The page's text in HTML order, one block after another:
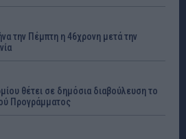
την Πέμπτη η 46χρονη μετά την
θέτει σε δημόσια διαβούλευση το
Προγράμματος